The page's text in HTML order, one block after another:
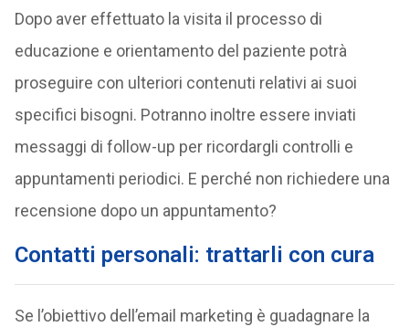
Dopo aver effettuato la visita il processo di
educazione e orientamento del paziente potrà
proseguire con ulteriori contenuti relativi ai suoi
specifici bisogni. Potranno inoltre essere inviati
messaggi di follow-up per ricordargli controlli e
appuntamenti periodici. E perché non richiedere una
recensione dopo un appuntamento?
Contatti personali: trattarli con cura
Se l’obiettivo dell’email marketing è guadagnare la